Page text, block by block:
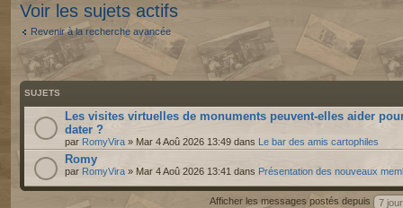
Voir les sujets actifs
Revenir à la recherche avancée
SUJETS
Les visites virtuelles de monuments peuvent-elles aider
dater ?
par RomyVira » Mar 4 Aoû 2026 13:49 dans Le bar des amis cartophiles
Romy
par RomyVira » Mar 4 Aoû 2026 13:41 dans Présentation des nouveaux
Afficher les messages postés depuis